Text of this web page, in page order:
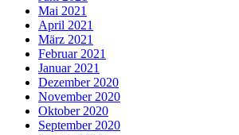
Mai 2021
April 2021
März 2021
Februar 2021
Januar 2021
Dezember 2020
November 2020
Oktober 2020
September 2020